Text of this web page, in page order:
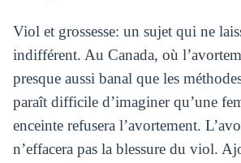
Viol et grossesse: un sujet qui ne
indifférent. Au Canada, où
presque aussi banal que les
paraît difficile d’imaginer qu’une
enceinte refusera l’avortement.
n’effacera pas la blessure du viol.